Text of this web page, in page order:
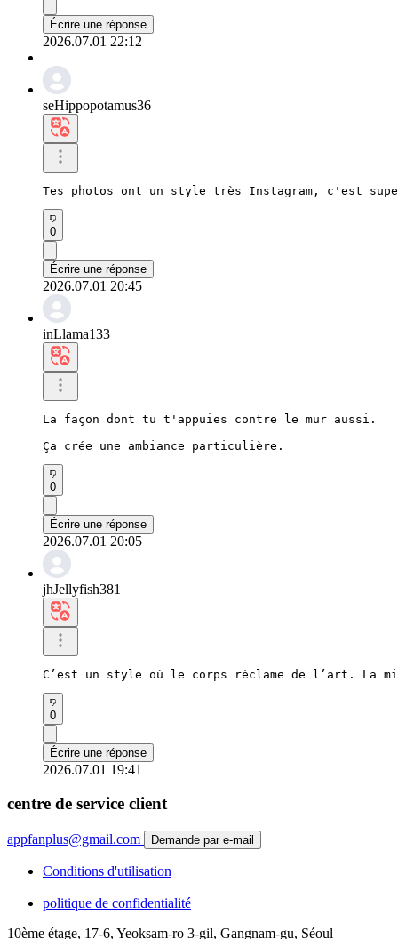
Écrire une réponse
2026.07.01 22:12
seHippopotamus36
Tes photos ont un style très Instagram, c'est
0
Écrire une réponse
2026.07.01 20:45
inLlama133
La façon dont tu t'appuies contre le mur aussi.
Ça crée une ambiance particulière.
0
Écrire une réponse
2026.07.01 20:05
jhJellyfish381
C’est un style où le corps réclame de l’art. La
0
Écrire une réponse
2026.07.01 19:41
centre de service client
appfanplus@gmail.com Demande par e-mail
Conditions d'utilisation
|
politique de confidentialité
10ème étage, 17-6, Yeoksam-ro 3-gil, Gangnam-gu, Séoul